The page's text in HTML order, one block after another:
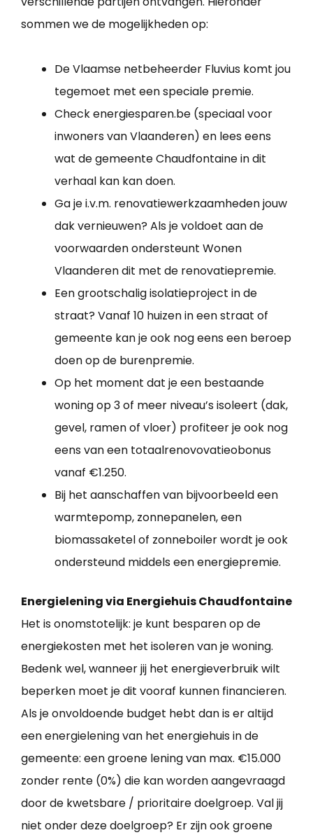
sommen we de mogelijkheden op:
De Vlaamse netbeheerder Fluvius komt jou
tegemoet met een speciale premie.
Check energiesparen.be (speciaal voor
inwoners van Vlaanderen) en lees eens
wat de gemeente Chaudfontaine in dit
verhaal kan kan doen.
Ga je i.v.m. renovatiewerkzaamheden jouw
dak vernieuwen? Als je voldoet aan de
voorwaarden ondersteunt Wonen
Vlaanderen dit met de renovatiepremie.
Een grootschalig isolatieproject in de
straat? Vanaf 10 huizen in een straat of
gemeente kan je ook nog eens een beroep
doen op de burenpremie.
Op het moment dat je een bestaande
woning op 3 of meer niveau’s isoleert (dak,
gevel, ramen of vloer) profiteer je ook nog
eens van een totaalrenovovatieobonus
vanaf €1.250.
Bij het aanschaffen van bijvoorbeeld een
warmtepomp, zonnepanelen, een
biomassaketel of zonneboiler wordt je ook
ondersteund middels een energiepremie.
Energielening via Energiehuis Chaudfontaine
Het is onomstotelijk: je kunt besparen op de
energiekosten met het isoleren van je woning.
Bedenk wel, wanneer jij het energieverbruik wilt
beperken moet je dit vooraf kunnen financieren.
Als je onvoldoende budget hebt dan is er altijd
een energielening van het energiehuis in de
gemeente: een groene lening van max. €15.000
zonder rente (0%) die kan worden aangevraagd
door de kwetsbare / prioritaire doelgroep. Val jij
niet onder deze doelgroep? Er zijn ook groene